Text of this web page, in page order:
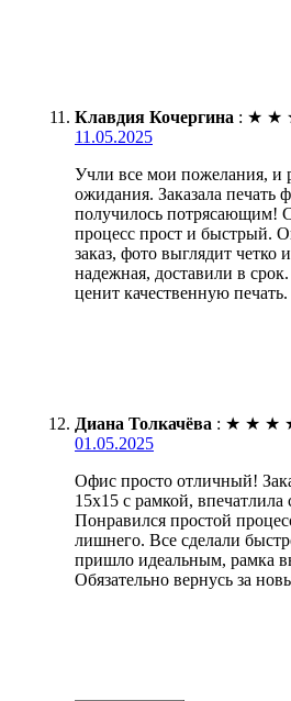
Клавдия Кочергина : ★ ★
11.05.2025
Учли все мои пожелания, и
ожидания. Заказала печать
получилось потрясающим!
процесс прост и быстрый.
заказ, фото выглядит четко
надежная, доставили в
ценит качественную печать.
Диана Толкачёва : ★ ★ ★
01.05.2025
Офис просто отличный!
15х15 с рамкой, впечатлила
Понравился простой
лишнего. Все сделали
пришло идеальным, рамка
Обязательно вернусь за